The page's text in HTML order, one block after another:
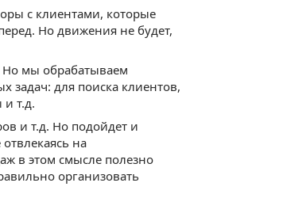
с клиентами, которые
Но движения не будет,
Но мы обрабатываем
задач: для поиска клиентов,
т.д.
и т.д. Но подойдет и
на
в этом смысле полезно
организовать